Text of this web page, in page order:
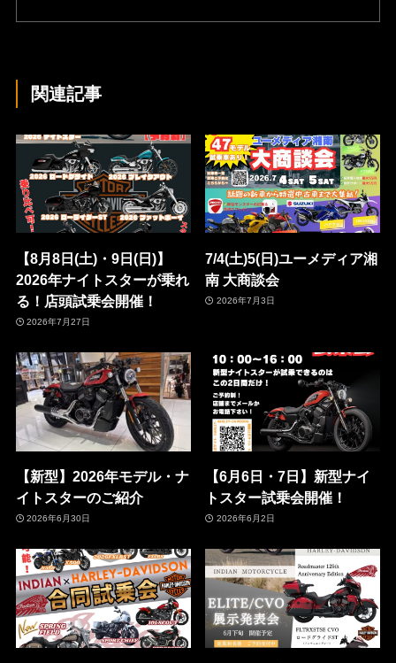
関連記事
【8月8日(土)・9日(日)】
2026年ナイトスターが乗れ
る！店頭試乗会開催！
2026年7月27日
7/4(土)5(日)ユーメディア湘
南 大商談会
2026年7月3日
【新型】2026年モデル・ナ
イトスターのご紹介
2026年6月30日
【6月6日・7日】新型ナイ
トスター試乗会開催！
2026年6月2日